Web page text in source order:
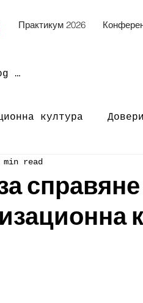
Практикум 2026
In
култура
min read
out of 5 stars.